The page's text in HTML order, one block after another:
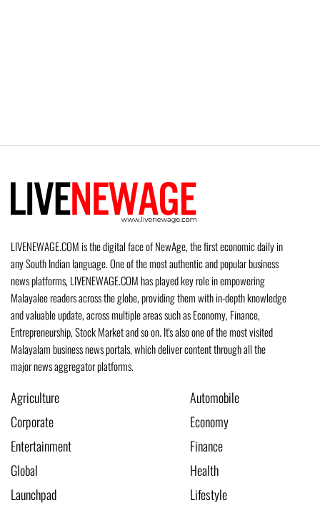
LIVENEWAGE.COM is the digital face of NewAge, the first economic daily in
any South Indian language. One of the most authentic and popular business
news platforms, LIVENEWAGE.COM has played key role in empowering
Malayalee readers across the globe, providing them with in-depth knowledge
and valuable update, across multiple areas such as Economy, Finance,
Entrepreneurship, Stock Market and so on. It's also one of the most visited
Malayalam business news portals, which deliver content through all the
major news aggregator platforms.
Agriculture
Automobile
Corporate
Economy
Entertainment
Finance
Global
Health
Launchpad
Lifestyle